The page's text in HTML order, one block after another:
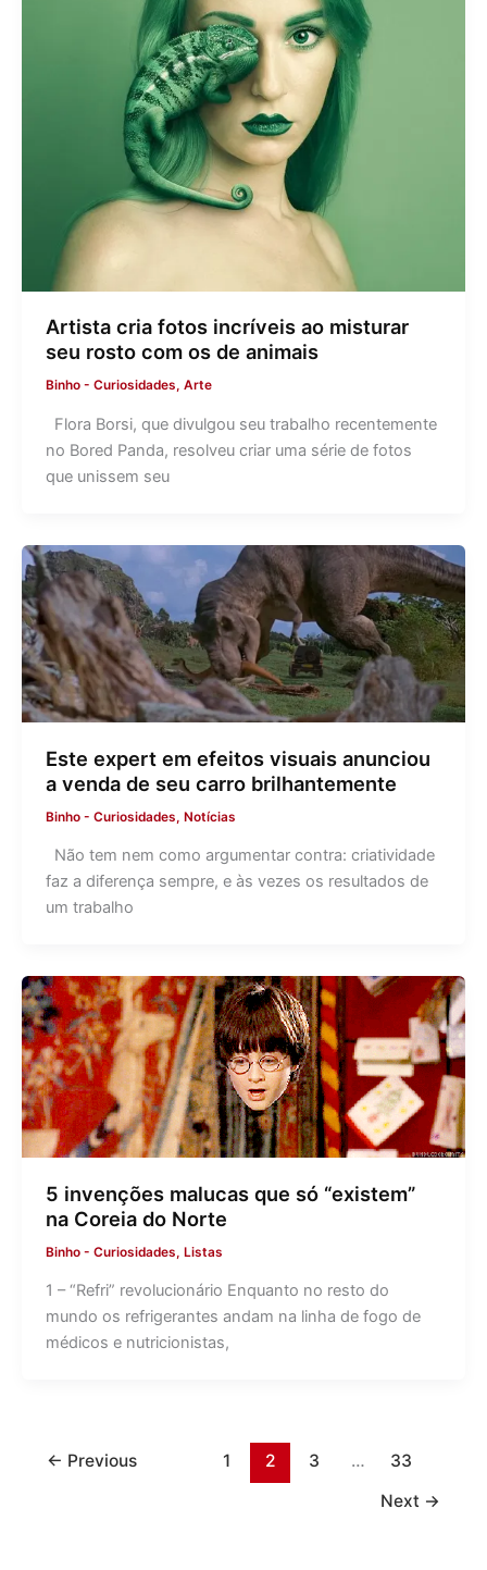
Artista cria fotos incríveis ao misturar
seu rosto com os de animais
Binho - Curiosidades, Arte
Flora Borsi, que divulgou seu trabalho recentemente
no Bored Panda, resolveu criar uma série de fotos
que unissem seu
Este expert em efeitos visuais anunciou
a venda de seu carro brilhantemente
Binho - Curiosidades, Notícias
Não tem nem como argumentar contra: criatividade
faz a diferença sempre, e às vezes os resultados de
um trabalho
5 invenções malucas que só “existem”
na Coreia do Norte
Binho - Curiosidades, Listas
1 – “Refri” revolucionário Enquanto no resto do
mundo os refrigerantes andam na linha de fogo de
médicos e nutricionistas,
← Previous 1 2 3 …
33
Next →